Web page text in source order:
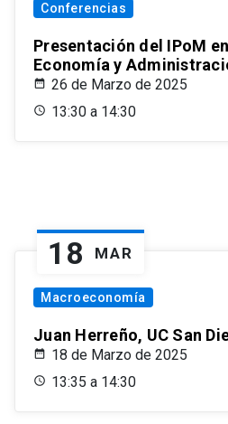
Conferencias
Presentación del IPoM
Economía y
26 de Marzo de 2025
13:30 a 14:30
18 MAR
Macroeconomía
Juan Herreño, UC San
18 de Marzo de 2025
13:35 a 14:30